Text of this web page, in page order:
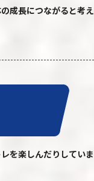
成長につながると考え
を楽しんだりしていま